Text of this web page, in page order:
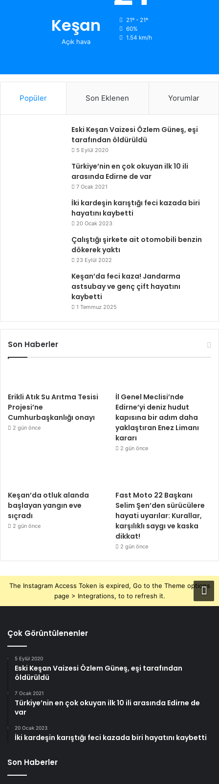
Keşan
Açık hava
21º - 21º
60%
1.54 km/h
Popüler Son Eklenen Yorumlar
Eski Keşan Vaizesi Özlem Güneş, eşi
tarafından öldürüldü
5 Eylül 2020
Türkiye’nin en çok okuyan ilk 10 ili
arasında Edirne de var
7 Ocak 2021
İki kardeşin karıştığı feci kazada biri
hayatını kaybetti
20 Ocak 2023
Çalıştığı şirkete ait otomobili benzin
dökerek yaktı
23 Eylül 2022
Keşan’da feci kaza! Jandarma
astsubay ve genç çift hayatını
kaybetti
1 Temmuz 2025
Son Haberler
Erikli Atık Su Arıtma Tesisi
Projesi’ne
Cumhurbaşkanlığı onayı
2 gün önce
İl Genel Meclisi’nde
Edirne’yi deniz hudut
kapısına bir adım daha
yaklaştıran Enez Limanı
kararı
2 gün önce
Keşan’da otluk alanda
başlayan yangın eve
sıçradı
2 gün önce
Fast Moto 22 Başkanı
Selim Şen’den sürücülere
hayati uyarılar: Kurallar,
karşılıklı saygı ve kaska
dikkat!
2 gün önce
The Instagram Access Token is expired, Go to the Theme options
page > Integrations, to to refresh it.
Çok Görüntülenenler
5 Eylül 2020
Eski Keşan Vaizesi Özlem Güneş, eşi tarafından
öldürüldü
7 Ocak 2021
Türkiye’nin en çok okuyan ilk 10 ili arasında Edirne de
var
20 Ocak 2023
İki kardeşin karıştığı feci kazada biri hayatını kaybetti
Son Haberler